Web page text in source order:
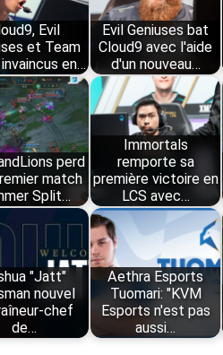
Evil
et Team
en…
Evil Geniuses bat
Cloud9 avec l'aide
d'un nouveau…
perd
match
Split…
Immortals
remporte sa
première victoire en
LCS avec…
"Jatt"
nouvel
chef
de…
Aethra Esports
Tuomari: "KVM
Esports n'est pas
aussi…